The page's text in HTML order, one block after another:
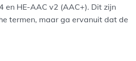
en HE-AAC v2 (AAC+). Dit zijn
termen, maar ga ervanuit dat de